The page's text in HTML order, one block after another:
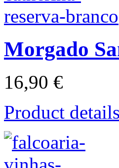
Morgado
16,90 €
Product details